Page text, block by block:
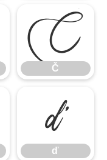
Č
Č
ď
ď